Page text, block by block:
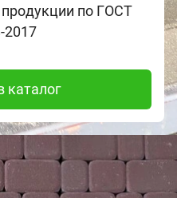
по ГОСТ
2017
каталог